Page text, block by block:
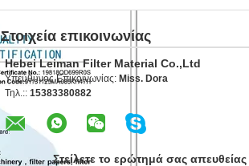
Στοιχεία επικοινωνίας
Hebei Leiman Filter Material Co.,Ltd
Υπεύθυνος Επικοινωνίας: Miss. Dora
Τηλ.:: 15383380882
Στείλετε το ερώτημά σας